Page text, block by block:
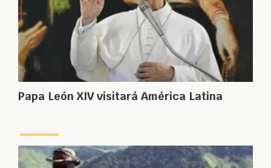
Papa León XIV visitará América Latina